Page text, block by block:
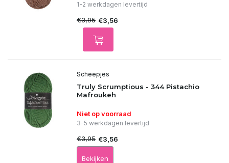
1-2 werkdagen levertijd
€3,95 €3,56
Scheepjes
Truly Scrumptious - 344 Pistachio
Mafroukeh
Niet op voorraad
3-5 werkdagen levertijd
€3,95 €3,56
Bekijken